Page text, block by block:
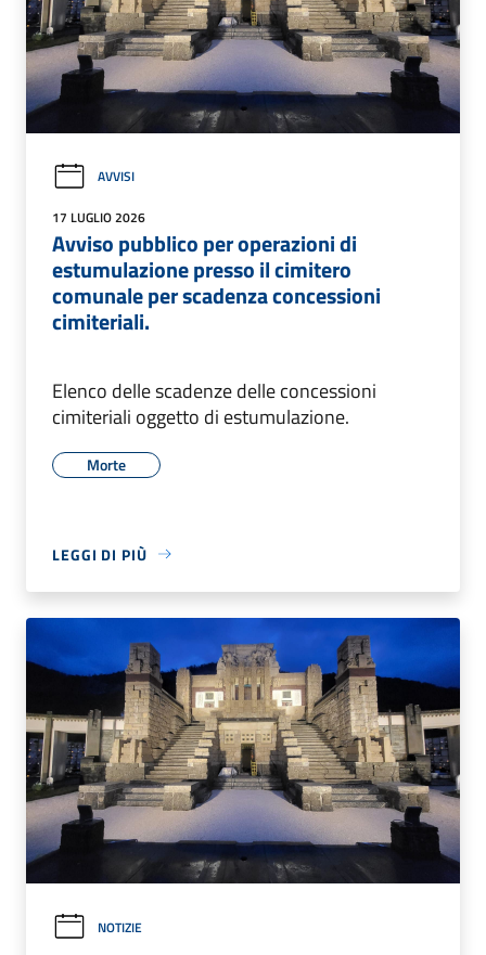
AVVISI
17 LUGLIO 2026
Avviso pubblico per operazioni di
estumulazione presso il cimitero
comunale per scadenza concessioni
cimiteriali.
Elenco delle scadenze delle concessioni
cimiteriali oggetto di estumulazione.
Morte
LEGGI DI PIÙ
NOTIZIE